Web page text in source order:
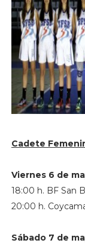
Cadete
Viernes 6 de
18:00 h. BF San
20:00 h.
Sábado 7 de